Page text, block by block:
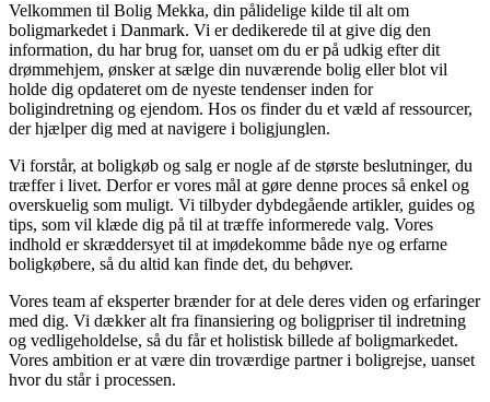
Velkommen til Bolig Mekka, din pålidelige kilde til alt om
boligmarkedet i Danmark. Vi er dedikerede til at give dig den
information, du har brug for, uanset om du er på udkig efter dit
drømmehjem, ønsker at sælge din nuværende bolig eller blot vil
holde dig opdateret om de nyeste tendenser inden for
boligindretning og ejendom. Hos os finder du et væld af ressourcer,
der hjælper dig med at navigere i boligjunglen.
Vi forstår, at boligkøb og salg er nogle af de største beslutninger, du
træffer i livet. Derfor er vores mål at gøre denne proces så enkel og
overskuelig som muligt. Vi tilbyder dybdegående artikler, guides og
tips, som vil klæde dig på til at træffe informerede valg. Vores
indhold er skræddersyet til at imødekomme både nye og erfarne
boligkøbere, så du altid kan finde det, du behøver.
Vores team af eksperter brænder for at dele deres viden og erfaringer
med dig. Vi dækker alt fra finansiering og boligpriser til indretning
og vedligeholdelse, så du får et holistisk billede af boligmarkedet.
Vores ambition er at være din troværdige partner i boligrejse, uanset
hvor du står i processen.